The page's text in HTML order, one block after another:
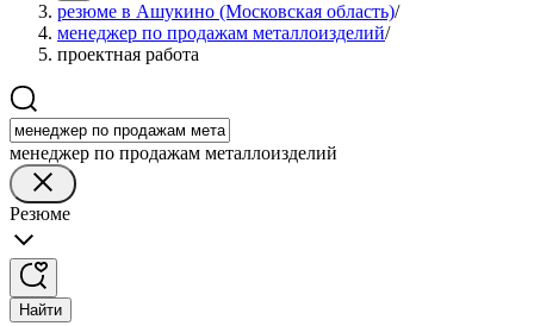
резюме в Ашукино (Московская область)/
менеджер по продажам металлоизделий/
проектная работа
менеджер по продажам металлоизделий
Резюме
Найти